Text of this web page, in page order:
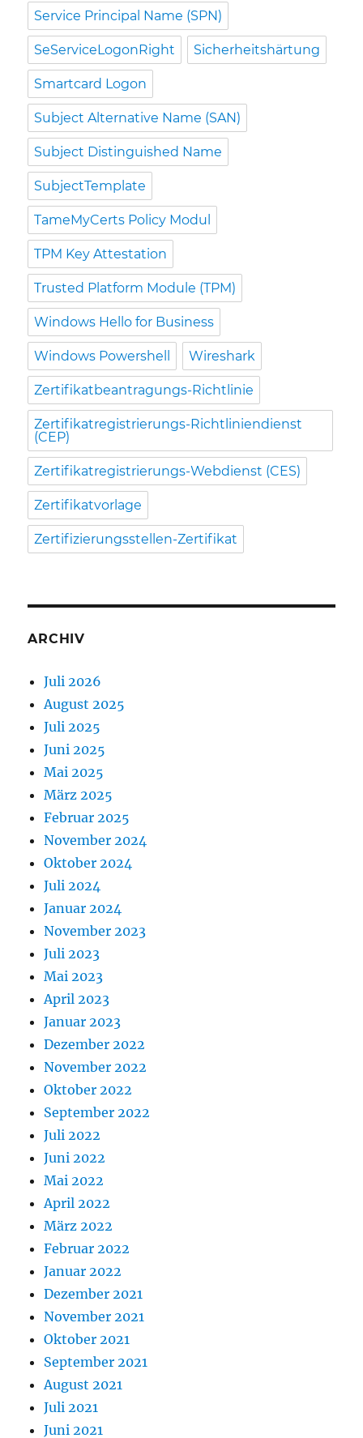
Service Principal Name (SPN)
SeServiceLogonRight Sicherheitshärtung
Smartcard Logon
Subject Alternative Name (SAN)
Subject Distinguished Name
SubjectTemplate
TameMyCerts Policy Modul
TPM Key Attestation
Trusted Platform Module (TPM)
Windows Hello for Business
Windows Powershell Wireshark
Zertifikatbeantragungs-Richtlinie
Zertifikatregistrierungs-Richtliniendienst
(CEP)
Zertifikatregistrierungs-Webdienst (CES)
Zertifikatvorlage
Zertifizierungsstellen-Zertifikat
ARCHIV
Juli 2026
August 2025
Juli 2025
Juni 2025
Mai 2025
März 2025
Februar 2025
November 2024
Oktober 2024
Juli 2024
Januar 2024
November 2023
Juli 2023
Mai 2023
April 2023
Januar 2023
Dezember 2022
November 2022
Oktober 2022
September 2022
Juli 2022
Juni 2022
Mai 2022
April 2022
März 2022
Februar 2022
Januar 2022
Dezember 2021
November 2021
Oktober 2021
September 2021
August 2021
Juli 2021
Juni 2021